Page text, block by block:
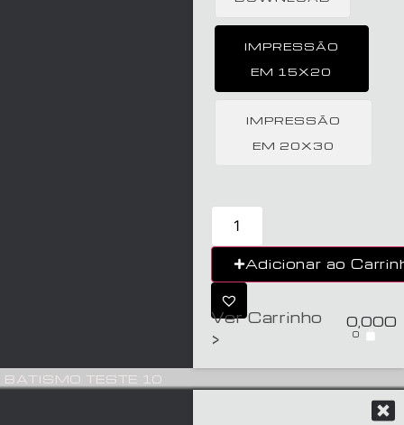
IMPRESSÃO
EM 15X20
IMPRESSÃO
EM 20X30
Adicionar ao
Ver Carrinho
>
0,00€
0
BATISMO TESTE 10